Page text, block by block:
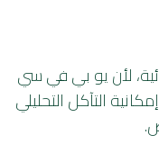
لأن يو بي في سي
التآكل التحليلي